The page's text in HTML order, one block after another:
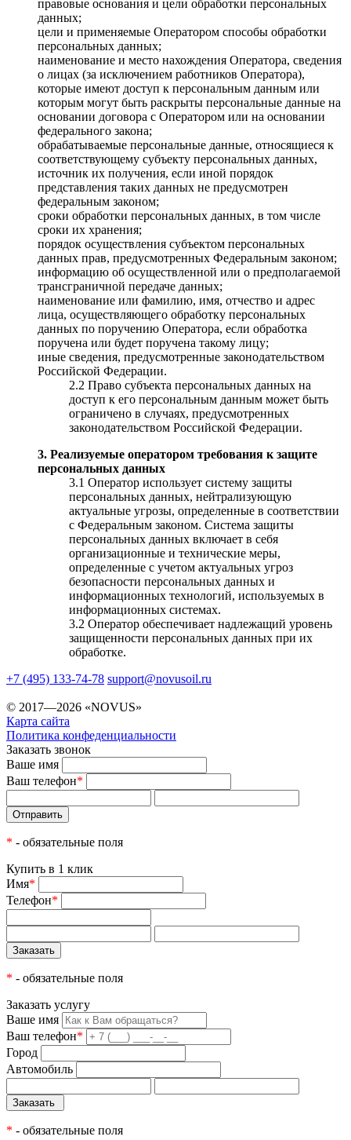
правовые основания и цели обработки персональных
данных;
цели и применяемые Оператором способы обработки
персональных данных;
наименование и место нахождения Оператора, сведения
о лицах (за исключением работников Оператора),
которые имеют доступ к персональным данным или
которым могут быть раскрыты персональные данные на
основании договора с Оператором или на основании
федерального закона;
обрабатываемые персональные данные, относящиеся к
соответствующему субъекту персональных данных,
источник их получения, если иной порядок
представления таких данных не предусмотрен
федеральным законом;
сроки обработки персональных данных, в том числе
сроки их хранения;
порядок осуществления субъектом персональных
данных прав, предусмотренных Федеральным законом;
информацию об осуществленной или о предполагаемой
трансграничной передаче данных;
наименование или фамилию, имя, отчество и адрес
лица, осуществляющего обработку персональных
данных по поручению Оператора, если обработка
поручена или будет поручена такому лицу;
иные сведения, предусмотренные законодательством
Российской Федерации.
2.2 Право субъекта персональных данных на
доступ к его персональным данным может быть
ограничено в случаях, предусмотренных
законодательством Российской Федерации.
3. Реализуемые оператором требования к защите
персональных данных
3.1 Оператор использует систему защиты
персональных данных, нейтрализующую
актуальные угрозы, определенные в соответствии
с Федеральным законом. Система защиты
персональных данных включает в себя
организационные и технические меры,
определенные с учетом актуальных угроз
безопасности персональных данных и
информационных технологий, используемых в
информационных системах.
3.2 Оператор обеспечивает надлежащий уровень
защищенности персональных данных при их
обработке.
+7 (495) 133-74-78 support@novusoil.ru
© 2017—2026 «NOVUS»
Карта сайта
Политика конфеденциальности
Заказать звонок
Ваше имя
Ваш телефон*
* - обязательные поля
Купить в 1 клик
Имя*
Телефон*
* - обязательные поля
Заказать услугу
Ваше имя
Ваш телефон*
Город
Автомобиль
* - обязательные поля